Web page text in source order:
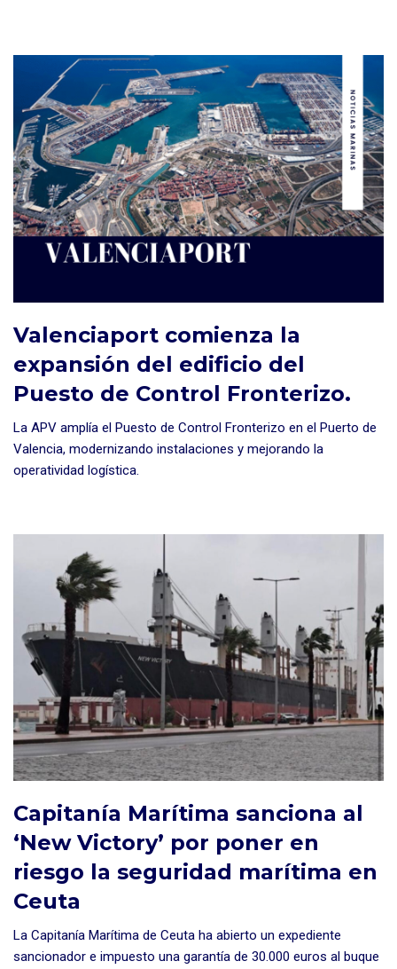
Valenciaport comienza la
expansión del edificio del
Puesto de Control Fronterizo.
La APV amplía el Puesto de Control Fronterizo en el Puerto de
Valencia, modernizando instalaciones y mejorando la
operatividad logística.
Capitanía Marítima sanciona al
‘New Victory’ por poner en
riesgo la seguridad marítima en
Ceuta
La Capitanía Marítima de Ceuta ha abierto un expediente
sancionador e impuesto una garantía de 30.000 euros al buque